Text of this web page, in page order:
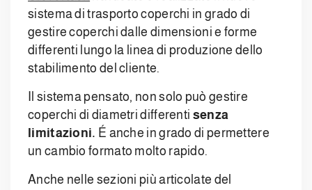
sistema di trasporto coperchi in grado di
gestire coperchi dalle dimensioni e forme
differenti lungo la linea di produzione dello
stabilimento del cliente.
Il sistema pensato, non solo può gestire
coperchi di diametri differenti senza
limitazioni. É anche in grado di permettere
un cambio formato molto rapido.
Anche nelle sezioni più articolate del